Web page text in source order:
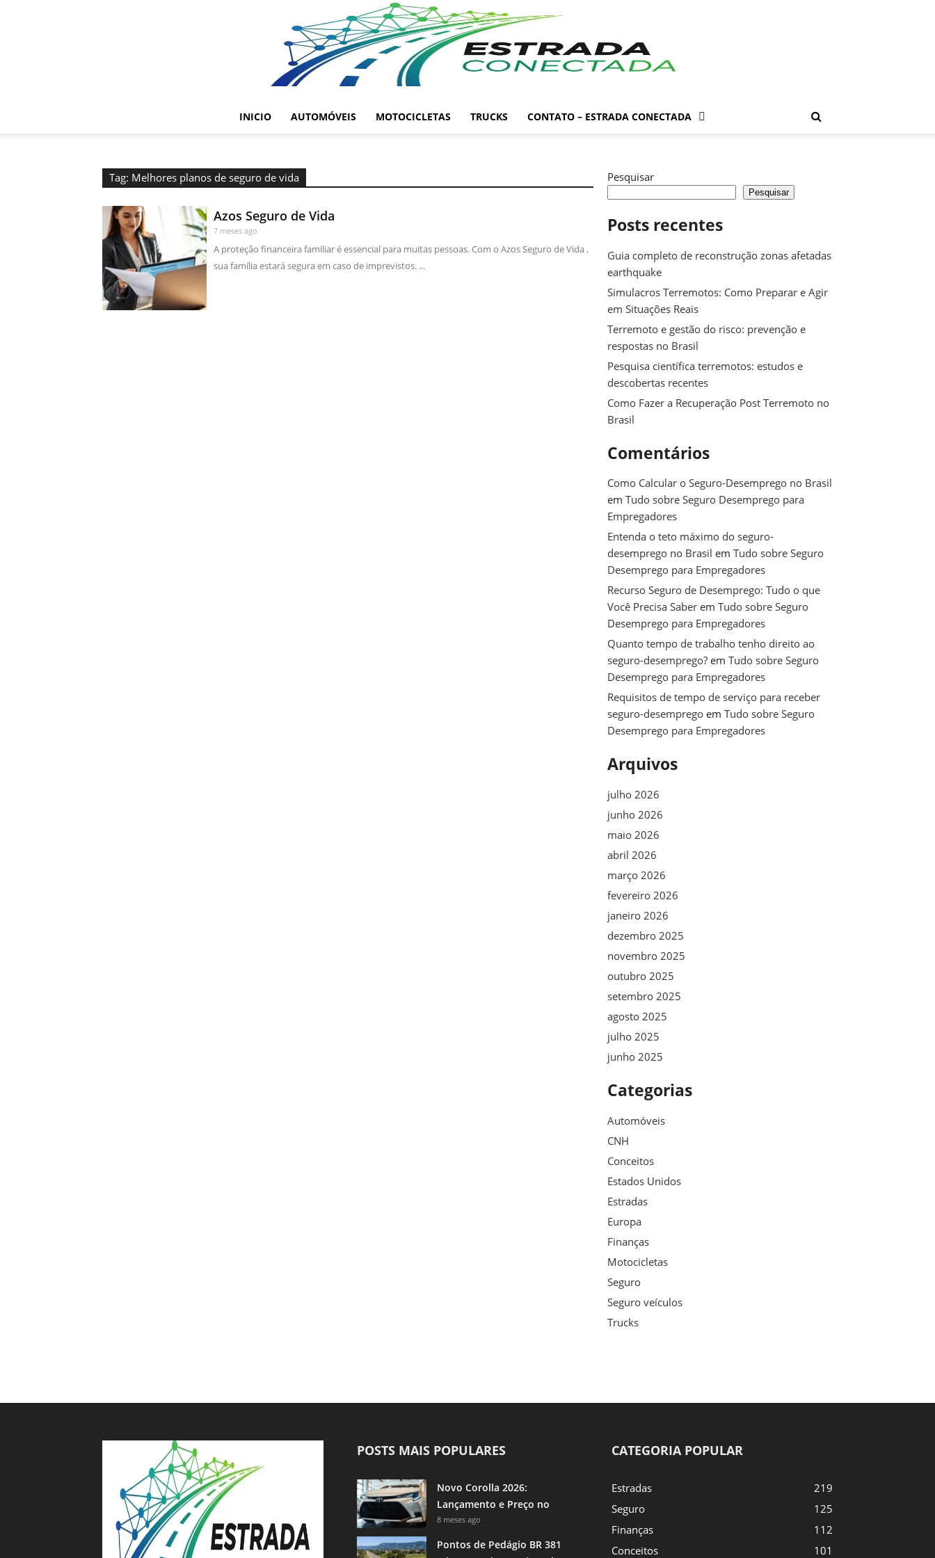
INICIO AUTOMÓVEIS MOTOCICLETAS TRUCKS CONTATO – ESTRADA CONECTADA
Tag: Melhores planos de seguro de vida
Azos Seguro de Vida
7 meses ago
A proteção financeira familiar é essencial para muitas pessoas. Com o Azos Seguro de Vida ,
sua família estará segura em caso de imprevistos. ...
Pesquisar
Pesquisar
Posts recentes
Guia completo de reconstrução zonas afetadas
earthquake
Simulacros Terremotos: Como Preparar e Agir
em Situações Reais
Terremoto e gestão do risco: prevenção e
respostas no Brasil
Pesquisa científica terremotos: estudos e
descobertas recentes
Como Fazer a Recuperação Post Terremoto no
Brasil
Comentários
Como Calcular o Seguro-Desemprego no Brasil
em Tudo sobre Seguro Desemprego para
Empregadores
Entenda o teto máximo do seguro-
desemprego no Brasil em Tudo sobre Seguro
Desemprego para Empregadores
Recurso Seguro de Desemprego: Tudo o que
Você Precisa Saber em Tudo sobre Seguro
Desemprego para Empregadores
Quanto tempo de trabalho tenho direito ao
seguro-desemprego? em Tudo sobre Seguro
Desemprego para Empregadores
Requisitos de tempo de serviço para receber
seguro-desemprego em Tudo sobre Seguro
Desemprego para Empregadores
Arquivos
julho 2026
junho 2026
maio 2026
abril 2026
março 2026
fevereiro 2026
janeiro 2026
dezembro 2025
novembro 2025
outubro 2025
setembro 2025
agosto 2025
julho 2025
junho 2025
Categorias
Automóveis
CNH
Conceitos
Estados Unidos
Estradas
Europa
Finanças
Motocicletas
Seguro
Seguro veículos
Trucks
POSTS MAIS POPULARES
Novo Corolla 2026:
Lançamento e Preço no
Brasil
8 meses ago
Pontos de Pedágio BR 381
CATEGORIA POPULAR
Estradas
219
Seguro
125
Finanças
112
Conceitos
101